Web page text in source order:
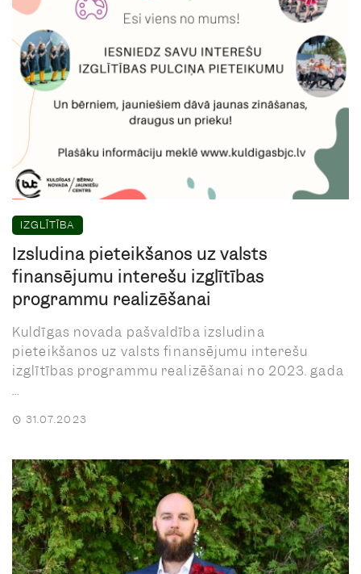
IZGLĪTĪBA
Izsludina pieteikšanos uz valsts
finansējumu interešu izglītības
programmu realizēšanai
Kuldīgas novada pašvaldība izsludina
pieteikšanos uz valsts finansējumu interešu
izglītības programmu realizēšanai no 2023. gada
...
31.07.2023